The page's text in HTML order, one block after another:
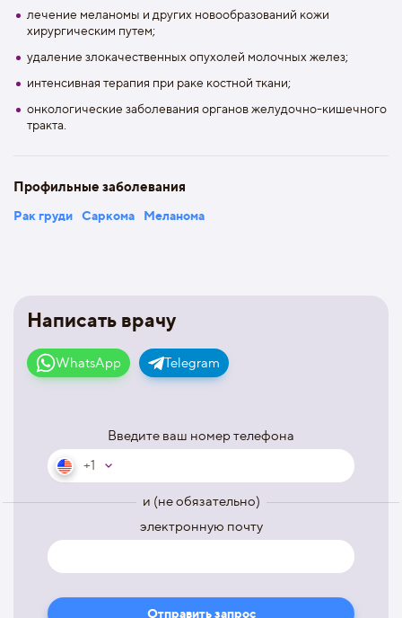
Написать врачу
WhatsApp Telegram
Введите ваш номер телефона
+1
и (не обязательно)
электронную почту
лечение меланомы и других новообразований кожи
хирургическим путем;
удаление злокачественных опухолей молочных желез;
интенсивная терапия при раке костной ткани;
онкологические заболевания органов желудочно-кишечного
тракта.
Профильные заболевания
Рак груди Саркома Меланома